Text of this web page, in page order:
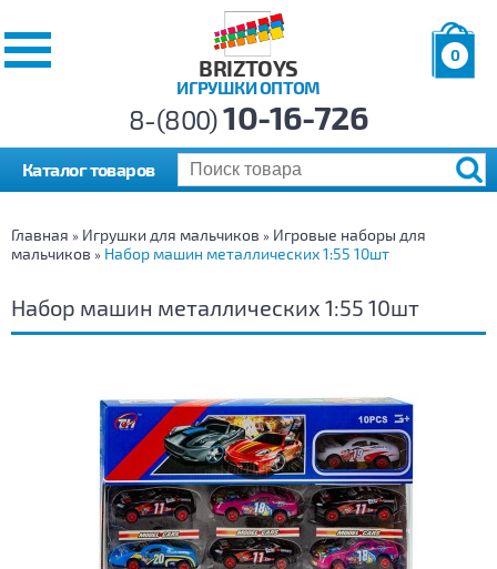
BRIZTOYS
ИГРУШКИ ОПТОМ
0
р.
8-(800)10-16-726
Каталог товаров
Главная » Игрушки для мальчиков » Игровые наборы для
мальчиков » Набор машин металлических 1:55 10шт
Набор машин металлических 1:55 10шт